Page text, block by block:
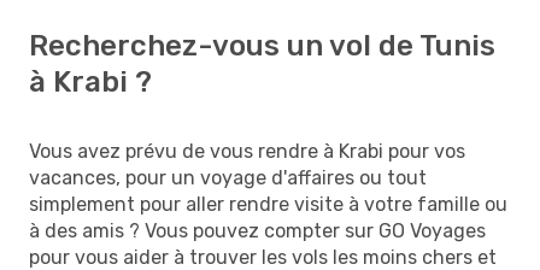
Recherchez-vous un vol de Tunis
à Krabi ?
Vous avez prévu de vous rendre à Krabi pour vos
vacances, pour un voyage d'affaires ou tout
simplement pour aller rendre visite à votre famille ou
à des amis ? Vous pouvez compter sur GO Voyages
pour vous aider à trouver les vols les moins chers et